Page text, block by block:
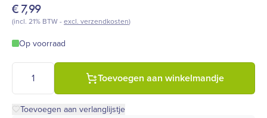
€7,99
(incl. 21% BTW -excl. verzendkosten)
Op voorraad
Glazen flesjes donkerbruin (amber) | 3 stuks | met doTERRA
Toevoegen aan winkelmandje
Toevoegen aan verlanglijstje